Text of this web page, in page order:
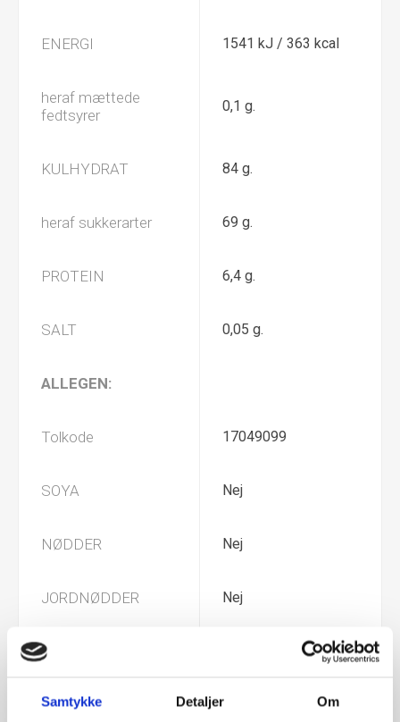
Samtykke Detaljer Om
ENERGI 1541 kJ / 363 kcal
heraf mættede
fedtsyrer
0,1 g.
KULHYDRAT 84 g.
heraf sukkerarter 69 g.
PROTEIN 6,4 g.
SALT 0,05 g.
ALLEGEN:
Tolkode 17049099
SOYA Nej
NØDDER Nej
JORDNØDDER Nej
MÆLK
GLUTEN ja